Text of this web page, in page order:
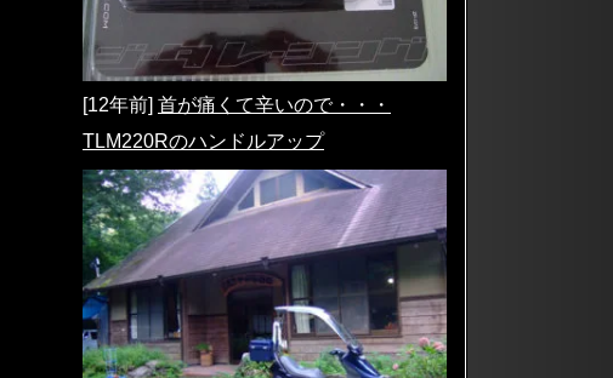
[12年前] 首が痛くて辛いので・・・
TLM220Rのハンドルアップ